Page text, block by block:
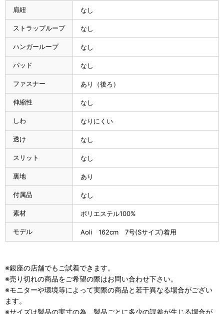
肩紐 なし
ストラップループ なし
ハンガーループ なし
パッド なし
ファスナー あり（後ろ）
伸縮性 なし
しわ なりにくい
透け なし
スリット なし
裏地 あり
付属品 なし
素材 ポリエステル100%
モデル Aoli 162cm 7号(Sサイズ)着用
※銀座の店舗でもご試着できます。
※売り切れの商品をご希望の際はお問い合わせ下さい。
※モニターや環境等によって実際の商品と若干異なる場合がござい
ます。
※サイズは製品の実寸の為、製品ごとに多少の誤差が生じる場合が